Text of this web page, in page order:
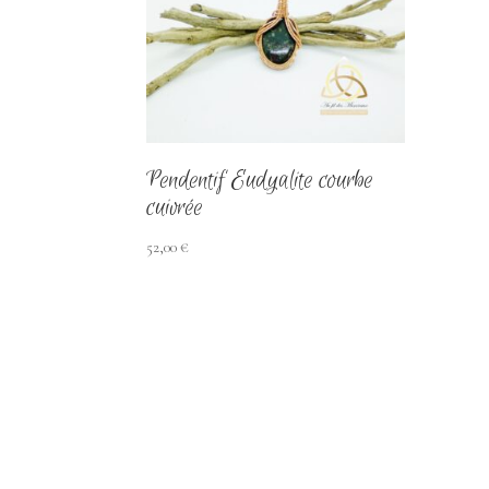
Pendentif Eudyalite courbe
cuivrée
52,00€